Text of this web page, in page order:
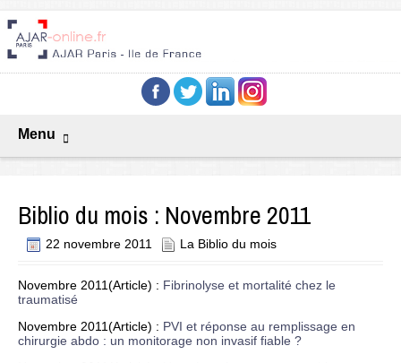
Menu
Biblio du mois : Novembre 2011
22 novembre 2011 La Biblio du mois
Novembre 2011(Article) : Fibrinolyse et mortalité chez le
traumatisé
Novembre 2011(Article) : PVI et réponse au remplissage en
chirurgie abdo : un monitorage non invasif fiable ?